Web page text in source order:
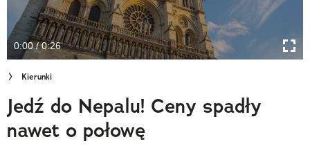
Newsletter
Cuda Polski
Wielki Konkurs Fotograficzny
Trendbook Podróżniczy
Polecane
0:00 / 0:26
Kierunki
Jedź do Nepalu! Ceny spadły
nawet o połowę